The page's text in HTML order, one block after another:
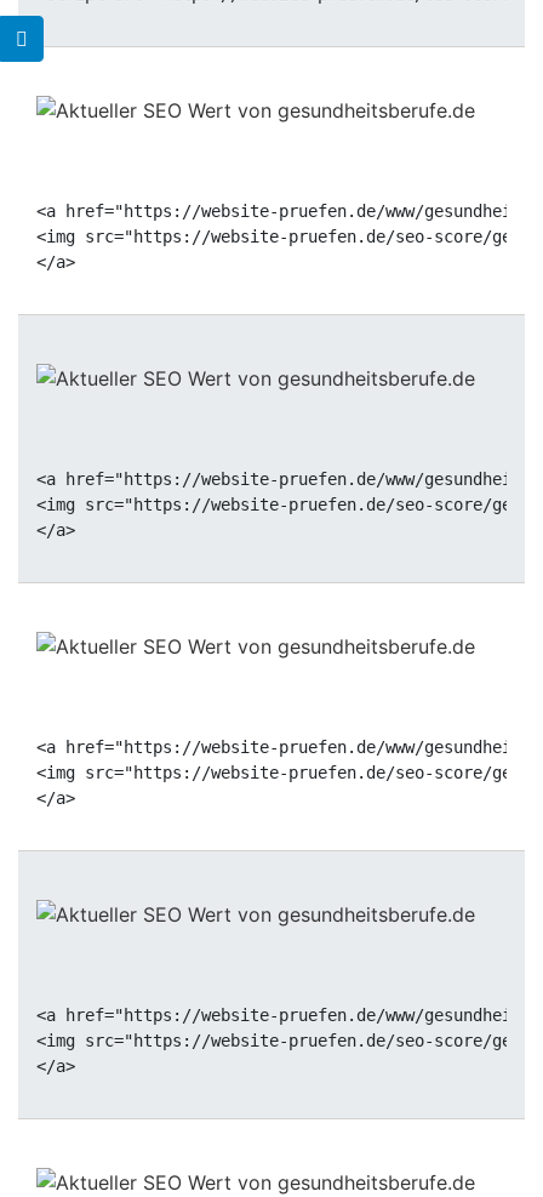
<a href="https://website-pruefen.de/www/
<img src="https://website-pruefen.de/seo-score/
<a href="https://website-pruefen.de/www/
<img src="https://website-pruefen.de/seo-score/
<a href="https://website-pruefen.de/www/
<img src="https://website-pruefen.de/seo-score/
<a href="https://website-pruefen.de/www/
<img src="https://website-pruefen.de/seo-score/